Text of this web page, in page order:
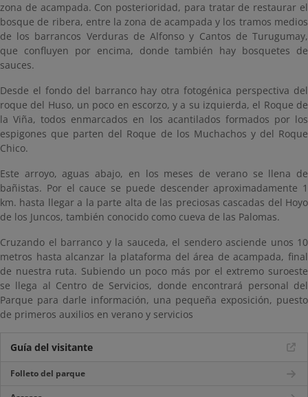
zona de acampada. Con posterioridad, para tratar de restaurar el
bosque de ribera, entre la zona de acampada y los tramos medios
de los barrancos Verduras de Alfonso y Cantos de Turugumay,
que confluyen por encima, donde también hay bosquetes de
sauces.
Desde el fondo del barranco hay otra fotogénica perspectiva del
roque del Huso, un poco en escorzo, y a su izquierda, el Roque de
la Viña, todos enmarcados en los acantilados formados por los
espigones que parten del Roque de los Muchachos y del Roque
Chico.
Este arroyo, aguas abajo, en los meses de verano se llena de
bañistas. Por el cauce se puede descender aproximadamente 1
km. hasta llegar a la parte alta de las preciosas cascadas del Hoyo
de los Juncos, también conocido como cueva de las Palomas.
Cruzando el barranco y la sauceda, el sendero asciende unos 10
metros hasta alcanzar la plataforma del área de acampada, final
de nuestra ruta. Subiendo un poco más por el extremo suroeste
se llega al Centro de Servicios, donde encontrará personal del
Parque para darle información, una pequeña exposición, puesto
de primeros auxilios en verano y servicios
Guía del visitante
Folleto del parque